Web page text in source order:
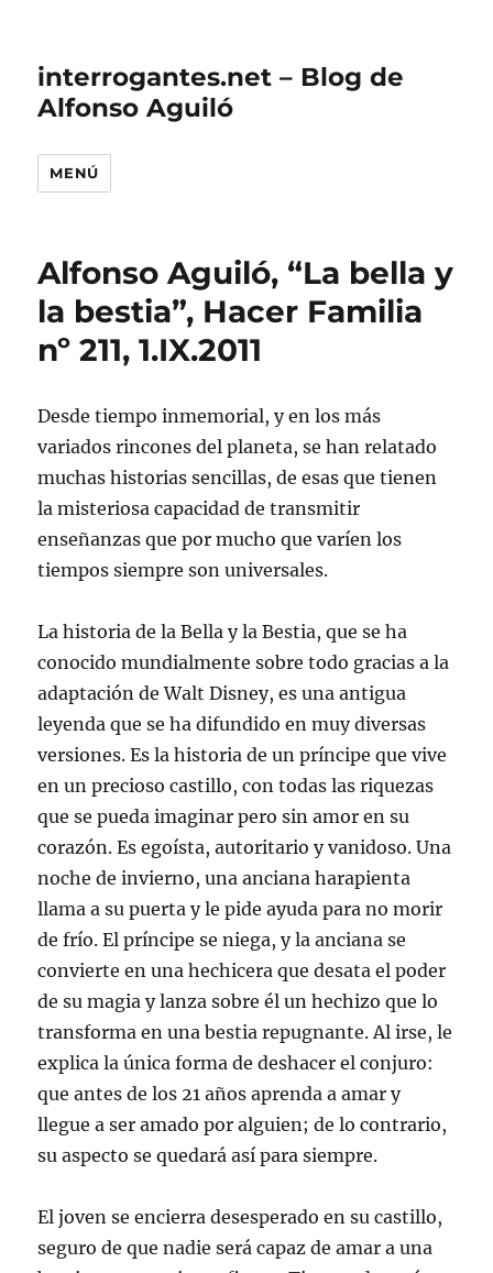
interrogantes.net – Blog de
Alfonso Aguiló
MENÚ
Alfonso Aguiló, “La bella y
la bestia”, Hacer Familia
nº 211, 1.IX.2011
Desde tiempo inmemorial, y en los más
variados rincones del planeta, se han relatado
muchas historias sencillas, de esas que tienen
la misteriosa capacidad de transmitir
enseñanzas que por mucho que varíen los
tiempos siempre son universales.
La historia de la Bella y la Bestia, que se ha
conocido mundialmente sobre todo gracias a la
adaptación de Walt Disney, es una antigua
leyenda que se ha difundido en muy diversas
versiones. Es la historia de un príncipe que vive
en un precioso castillo, con todas las riquezas
que se pueda imaginar pero sin amor en su
corazón. Es egoísta, autoritario y vanidoso. Una
noche de invierno, una anciana harapienta
llama a su puerta y le pide ayuda para no morir
de frío. El príncipe se niega, y la anciana se
convierte en una hechicera que desata el poder
de su magia y lanza sobre él un hechizo que lo
transforma en una bestia repugnante. Al irse, le
explica la única forma de deshacer el conjuro:
que antes de los 21 años aprenda a amar y
llegue a ser amado por alguien; de lo contrario,
su aspecto se quedará así para siempre.
El joven se encierra desesperado en su castillo,
seguro de que nadie será capaz de amar a una